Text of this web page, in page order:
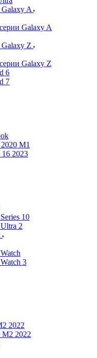
A
Galaxy A
Z
Galaxy Z
6
7
M1
2023
10
2
3
2022
M2 2022